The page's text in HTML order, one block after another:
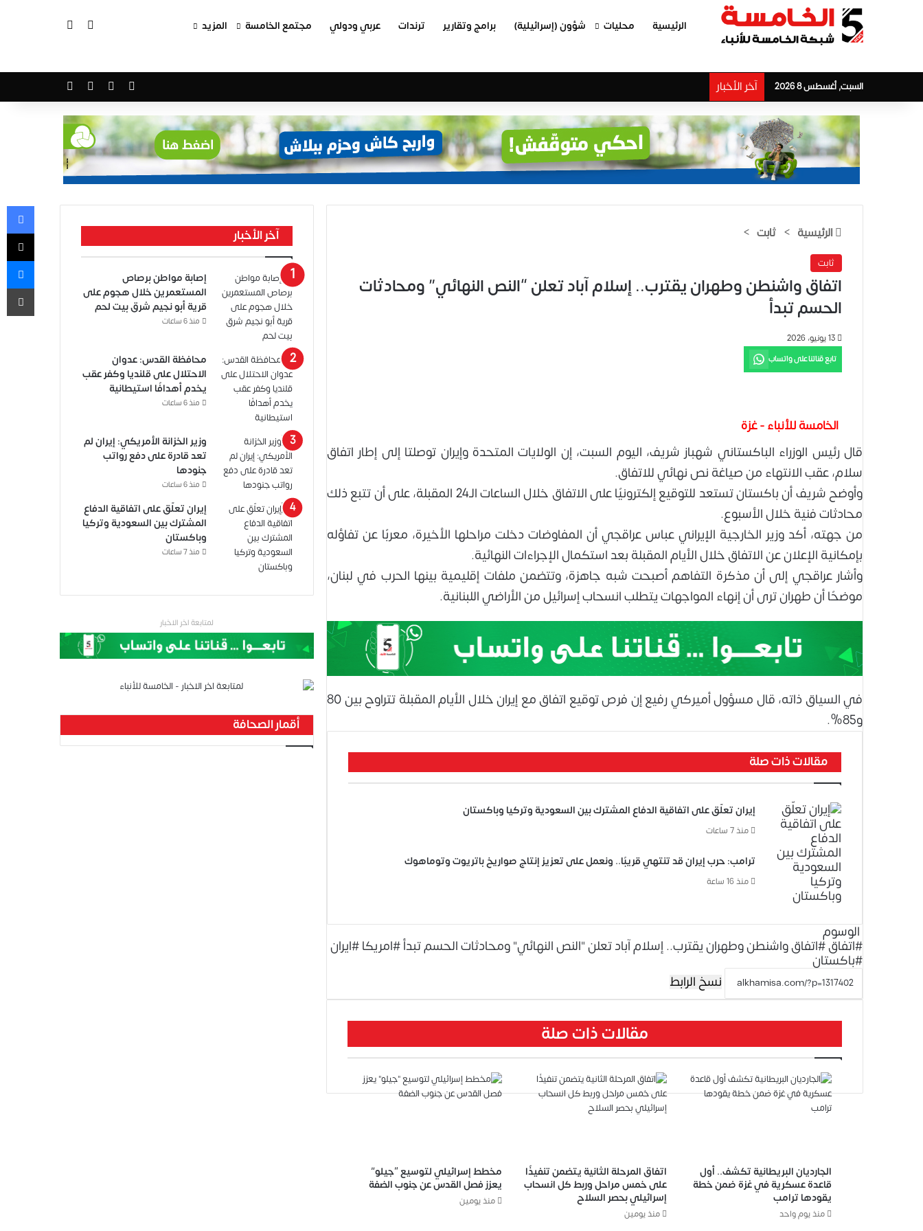
الرئيسية محليات شؤون (إسرائيلية) برامج وتقارير ترندات عربي ودولي مجتمع الخامسة المزيد الوضع المظلم
السبت, أغسطس 8 2026 آخر الأخبار فيسبوك ‫YouTube
الرئيسية > ثابت >
ثابت
اتفاق واشنطن وطهران يقترب.. إسلام آباد تعلن “النص النهائي” ومحادثات
الحسم تبدأ
13 يونيو، 2026
تابع قناتنا على واتساب
الخامسة للأنباء - غزة
قال رئيس الوزراء الباكستاني شهباز شريف، اليوم السبت، إن الولايات المتحدة وإيران توصلتا إلى إطار اتفاق
سلام، عقب الانتهاء من صياغة نص نهائي للاتفاق.
وأوضح شريف أن باكستان تستعد للتوقيع إلكترونيًا على الاتفاق خلال الساعات الـ24 المقبلة، على أن تتبع ذلك
محادثات فنية خلال الأسبوع.
من جهته، أكد وزير الخارجية الإيراني عباس عراقجي أن المفاوضات دخلت مراحلها الأخيرة، معربًا عن تفاؤله
بإمكانية الإعلان عن الاتفاق خلال الأيام المقبلة بعد استكمال الإجراءات النهائية.
وأشار عراقجي إلى أن مذكرة التفاهم أصبحت شبه جاهزة، وتتضمن ملفات إقليمية بينها الحرب في لبنان،
موضحًا أن طهران ترى أن إنهاء المواجهات يتطلب انسحاب إسرائيل من الأراضي اللبنانية.
في السياق ذاته، قال مسؤول أميركي رفيع إن فرص توقيع اتفاق مع إيران خلال الأيام المقبلة تتراوح بين 80
و85%.
مقالات ذات صلة
إيران تعلّق على اتفاقية الدفاع المشترك بين السعودية وتركيا وباكستان
منذ 7 ساعات
ترامب: حرب إيران قد تنتهي قريبًا.. ونعمل على تعزيز إنتاج صواريخ باتريوت وتوماهوك
منذ 16 ساعة
الوسوم
#اتفاق#اتفاق واشنطن وطهران يقترب.. إسلام آباد تعلن "النص النهائي" ومحادثات الحسم تبدأ#امريكا#ايران
#باكستان
نسخ الرابط
مقالات ذات صلة
الجارديان البريطانية تكشف.. أول
قاعدة عسكرية في غزة ضمن خطة
يقودها ترامب
منذ يوم واحد
اتفاق المرحلة الثانية يتضمن تنفيذًا
على خمس مراحل وربط كل انسحاب
إسرائيلي بحصر السلاح
منذ يومين
مخطط إسرائيلي لتوسيع “جيلو”
يعزز فصل القدس عن جنوب الضفة
منذ يومين
آخر الأخبار
إصابة مواطن برصاص
المستعمرين خلال هجوم على
قرية أبو نجيم شرق بيت لحم
منذ 6 ساعات
محافظة القدس: عدوان
الاحتلال على قلنديا وكفر عقب
يخدم أهدافًا استيطانية
منذ 6 ساعات
وزير الخزانة الأمريكي: إيران لم
تعد قادرة على دفع رواتب
جنودها
منذ 6 ساعات
إيران تعلّق على اتفاقية الدفاع
المشترك بين السعودية وتركيا
وباكستان
منذ 7 ساعات
لمتابعة اخر الاخبار
أقمار الصحافة
‫X